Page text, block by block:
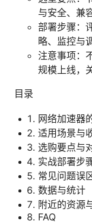
与安全、兼
部署步骤：
略、监控与
注意事项：
规模上线，
目录
网络加速器
适用场景与
选购要点与
实战部署步
常见问题误
数据与统计
附近的资源
FAQ